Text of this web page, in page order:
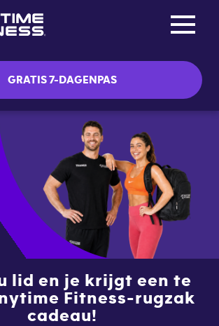
GRATIS 7-DAGENPAS
lid en je krijgt een te
Fitness-rugzak
cadeau!